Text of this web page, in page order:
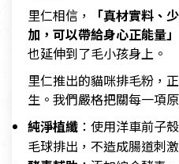
里仁相信，
「真材實料、
加，可以帶給身心正能量」
也延伸到了毛小孩身上。
里仁推出的貓咪排毛粉，
生。我們嚴格把關每一項原
純淨植纖 ：使用洋車前子
毛球排出，不造成腸道刺激